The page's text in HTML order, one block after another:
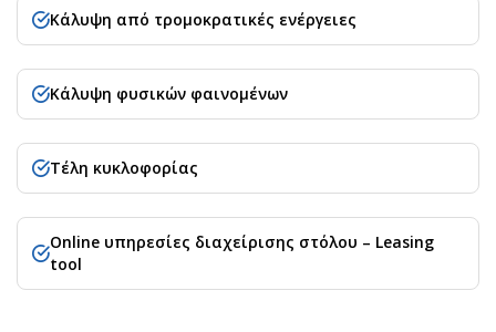
Κάλυψη από τρομοκρατικές ενέργειες
Κάλυψη φυσικών φαινομένων
Τέλη κυκλοφορίας
Online υπηρεσίες διαχείρισης στόλου – Leasing
tool